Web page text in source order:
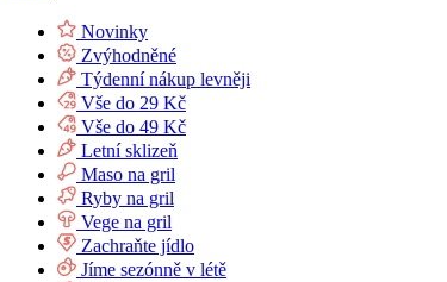
Novinky
Zvýhodněné
Týdenní nákup levněji
Vše do 29 Kč
Vše do 49 Kč
Letní sklizeň
Maso na gril
Ryby na gril
Vege na gril
Zachraňte jídlo
Jíme sezónně v létě